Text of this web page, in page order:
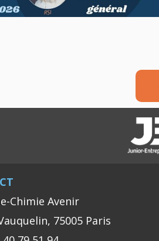
Chimie Avenir
75005 Paris